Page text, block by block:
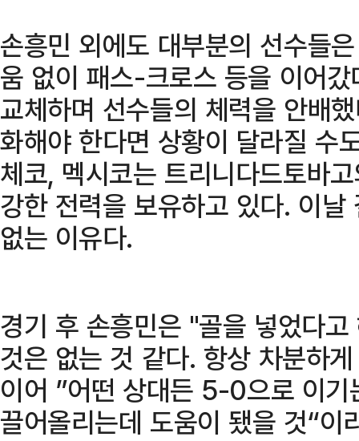
손흥민 외에도 대부분의 선수들
움 없이 패스-크로스 등을 이어
교체하며 선수들의 체력을 안배
화해야 한다면 상황이 달라질 수
체코, 멕시코는 트리니다드토바
강한 전력을 보유하고 있다. 이
없는 이유다.
경기 후 손흥민은 "골을 넣었다
것은 없는 것 같다. 항상 차분하
이어 ”어떤 상대든 5-0으로 이
끌어올리는데 도움이 됐을 것“이